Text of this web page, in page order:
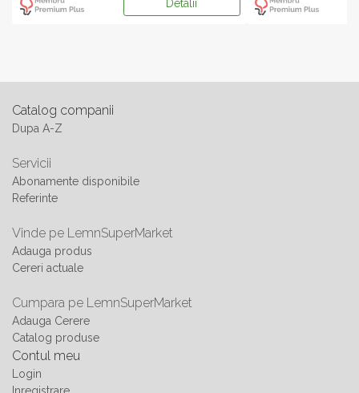
Detalii
Catalog companii
Dupa A-Z
Servicii
Abonamente disponibile
Referinte
Vinde pe LemnSuperMarket
Adauga produs
Cereri actuale
Cumpara pe LemnSuperMarket
Adauga Cerere
Catalog produse
Contul meu
Login